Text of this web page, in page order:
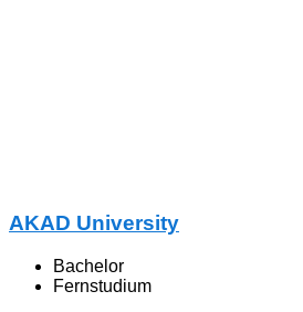
AKAD University
Bachelor
Fernstudium